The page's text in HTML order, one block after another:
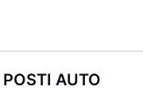
AUTO